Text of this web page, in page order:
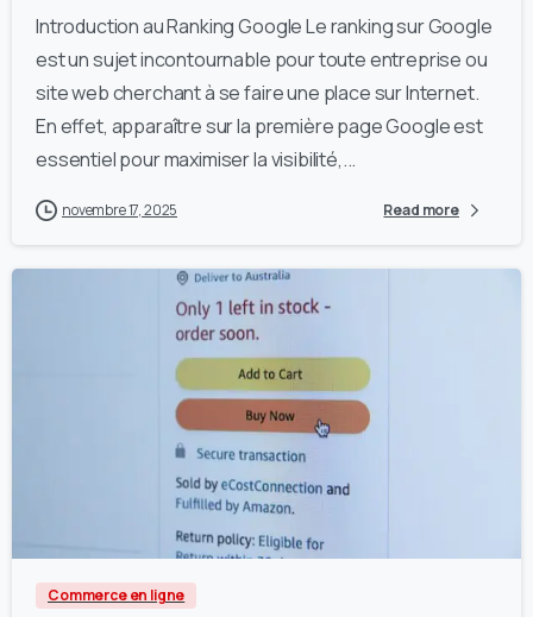
Introduction au Ranking Google Le ranking sur Google
est un sujet incontournable pour toute entreprise ou
site web cherchant à se faire une place sur Internet.
En effet, apparaître sur la première page Google est
essentiel pour maximiser la visibilité,...
novembre 17, 2025 Read more
Commerce en ligne